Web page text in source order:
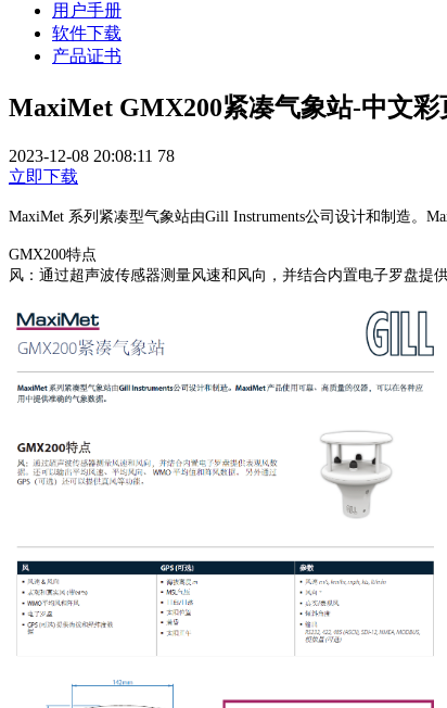
用户手册
软件下载
产品证书
MaxiMet GMX200紧凑气象站-中文彩
2023-12-08 20:08:11 78
立即下载
MaxiMet 系列紧凑型气象站由Gill Instruments公司设计和制造。
GMX200特点
风：通过超声波传感器测量风速和风向，并结合内置电子罗盘提